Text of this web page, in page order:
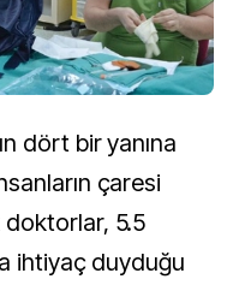
dört bir yanına
çaresi
5.5
ihtiyaç duyduğu